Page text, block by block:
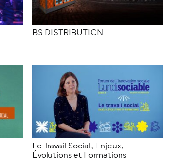
BS DISTRIBUTION
Le Travail Social, Enjeux,
Évolutions et Formations